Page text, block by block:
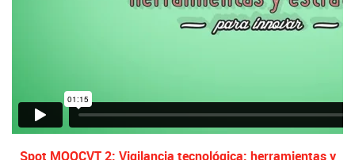
Spot MOOCVT 2: Vigilancia tecnológica: herramientas y